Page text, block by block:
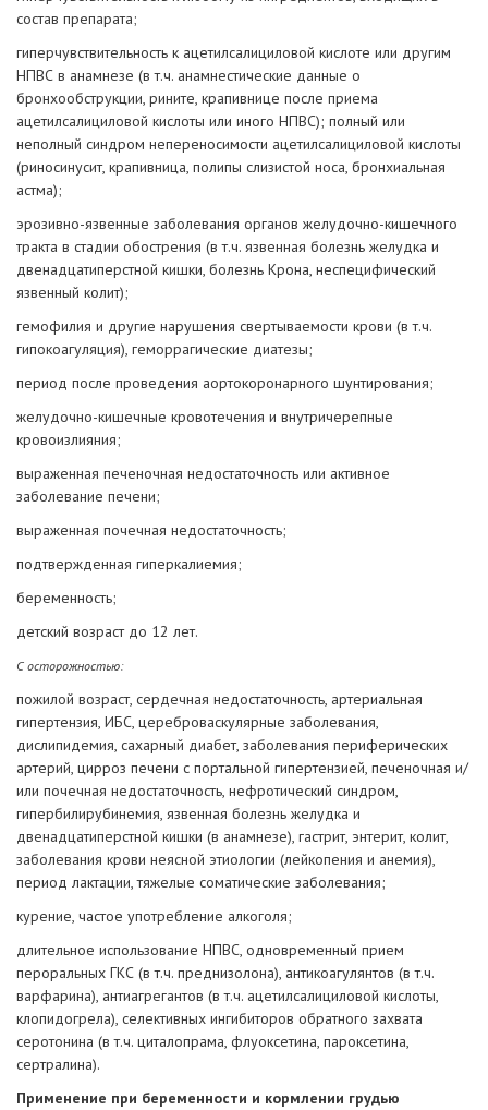
состав препарата;
гиперчувствительность к ацетилсалициловой кислоте или другим
НПВС в анамнезе (в т.ч. анамнестические данные о
бронхообструкции, рините, крапивнице после приема
ацетилсалициловой кислоты или иного НПВС); полный или
неполный синдром непереносимости ацетилсалициловой кислоты
(риносинусит, крапивница, полипы слизистой носа, бронхиальная
астма);
эрозивно-язвенные заболевания органов желудочно-кишечного
тракта в стадии обострения (в т.ч. язвенная болезнь желудка и
двенадцатиперстной кишки, болезнь Крона, неспецифический
язвенный колит);
гемофилия и другие нарушения свертываемости крови (в т.ч.
гипокоагуляция), геморрагические диатезы;
период после проведения аортокоронарного шунтирования;
желудочно-кишечные кровотечения и внутричерепные
кровоизлияния;
выраженная печеночная недостаточность или активное
заболевание печени;
выраженная почечная недостаточность;
подтвержденная гиперкалиемия;
беременность;
детский возраст до 12 лет.
С осторожностью:
пожилой возраст, сердечная недостаточность, артериальная
гипертензия, ИБС, цереброваскулярные заболевания,
дислипидемия, сахарный диабет, заболевания периферических
артерий, цирроз печени с портальной гипертензией, печеночная и/
или почечная недостаточность, нефротический синдром,
гипербилирубинемия, язвенная болезнь желудка и
двенадцатиперстной кишки (в анамнезе), гастрит, энтерит, колит,
заболевания крови неясной этиологии (лейкопения и анемия),
период лактации, тяжелые соматические заболевания;
курение, частое употребление алкоголя;
длительное использование НПВС, одновременный прием
пероральных ГКС (в т.ч. преднизолона), антикоагулянтов (в т.ч.
варфарина), антиагрегантов (в т.ч. ацетилсалициловой кислоты,
клопидогрела), селективных ингибиторов обратного захвата
серотонина (в т.ч. циталопрама, флуоксетина, пароксетина,
сертралина).
Применение при беременности и кормлении грудью